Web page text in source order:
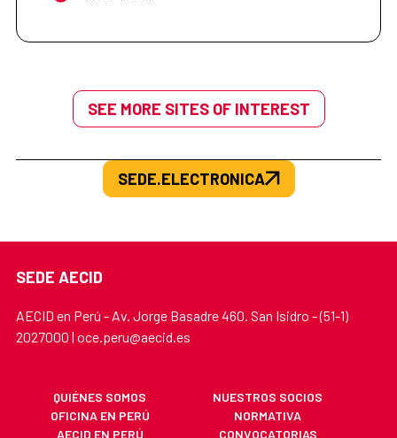
SEE MORE SITES OF INTEREST
SEDE.ELECTRONICA
SEDE AECID
AECID en Perú - Av. Jorge Basadre 460. San Isidro - (51-1)
2027000 | oce.peru@aecid.es
QUIÉNES SOMOS
NUESTROS SOCIOS
OFICINA EN PERÚ
NORMATIVA
AECID EN PERÚ
CONVOCATORIAS